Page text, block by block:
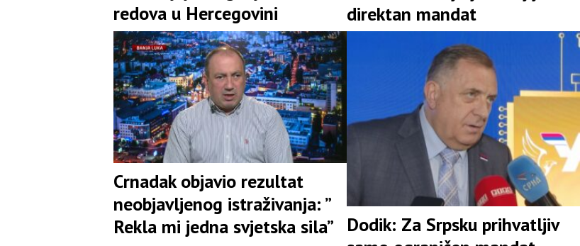
redova u Hercegovini
direktan mandat
Crnadak objavio rezultat
neobjavljenog istraživanja: ”
Rekla mi jedna svjetska sila”
Dodik: Za Srpsku prihvatljiv